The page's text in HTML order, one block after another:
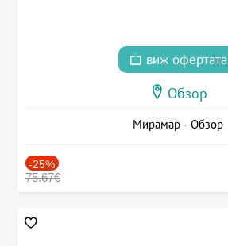
виж офертата
Обзор
Мирамар - Обзор
-25%
75.67€